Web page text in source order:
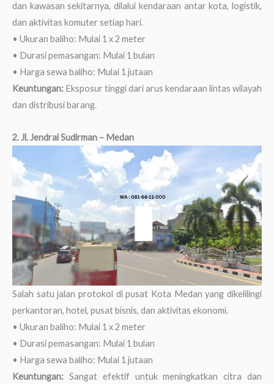
dan kawasan sekitarnya, dilalui kendaraan antar kota, logistik,
dan aktivitas komuter setiap hari.
• Ukuran baliho: Mulai 1 x 2 meter
• Durasi pemasangan: Mulai 1 bulan
• Harga sewa baliho: Mulai 1 jutaan
Keuntungan: Eksposur tinggi dari arus kendaraan lintas wilayah
dan distribusi barang.
2. Jl. Jendral Sudirman – Medan
Salah satu jalan protokol di pusat Kota Medan yang dikelilingi
perkantoran, hotel, pusat bisnis, dan aktivitas ekonomi.
• Ukuran baliho: Mulai 1 x 2 meter
• Durasi pemasangan: Mulai 1 bulan
• Harga sewa baliho: Mulai 1 jutaan
Keuntungan: Sangat efektif untuk meningkatkan citra dan